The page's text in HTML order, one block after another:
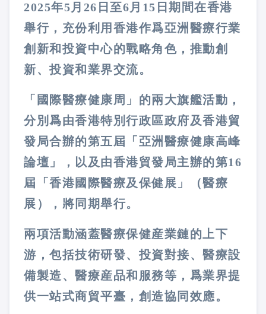
2025年5月26日至6月15日期間在香港
舉行，充份利用香港作爲亞洲醫療行業
創新和投資中心的戰略角色，推動創
新、投資和業界交流。
「國際醫療健康周」的兩大旗艦活動，
分別爲由香港特別行政區政府及香港貿
發局合辦的第五屆「亞洲醫療健康高峰
論壇」，以及由香港貿發局主辦的第16
屆「香港國際醫療及保健展」（醫療
展），將同期舉行。
兩項活動涵蓋醫療保健産業鏈的上下
游，包括技術研發、投資對接、醫療設
備製造、醫療産品和服務等，爲業界提
供一站式商貿平臺，創造協同效應。